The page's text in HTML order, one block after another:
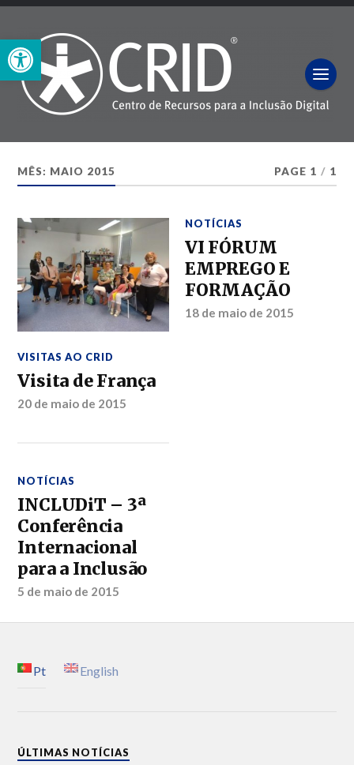
Open toolbar
MÊS: MAIO 2015 PAGE 1 / 1
VISITAS AO CRID
Visita de França
20 de maio de 2015
NOTÍCIAS
VI FÓRUM
EMPREGO E
FORMAÇÃO
18 de maio de 2015
NOTÍCIAS
INCLUDiT – 3ª
Conferência
Internacional
para a Inclusão
5 de maio de 2015
Pt English
ÚLTIMAS NOTÍCIAS